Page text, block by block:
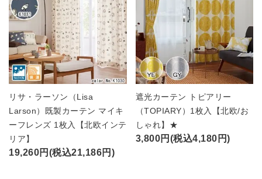
リサ・ラーソン（Lisa
Larson）既製カーテン マイキ
ーフレンズ 1枚入【北欧インテ
リア】
19,260円(税込21,186円)
遮光カーテン トピアリー
（TOPIARY）1枚入【北欧/お
しゃれ】★
3,800円(税込4,180円)